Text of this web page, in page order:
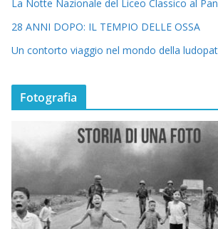
La Notte Nazionale del Liceo Classico al
28 ANNI DOPO: IL TEMPIO DELLE OSSA
Un contorto viaggio nel mondo della
Fotografia